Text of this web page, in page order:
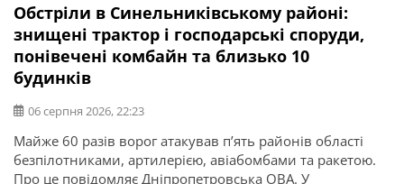
Обстріли в Синельниківському районі:
знищені трактор і господарські споруди,
понівечені комбайн та близько 10
будинків
06 серпня 2026, 22:23
Майже 60 разів ворог атакував п’ять районів області
безпілотниками, артилерією, авіабомбами та ракетою.
Про це повідомляє Дніпропетровська ОВА. У